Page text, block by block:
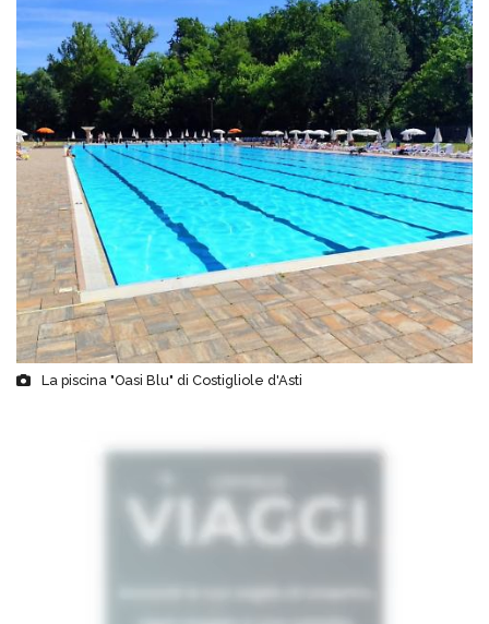
La piscina "Oasi Blu" di Costigliole d'Asti